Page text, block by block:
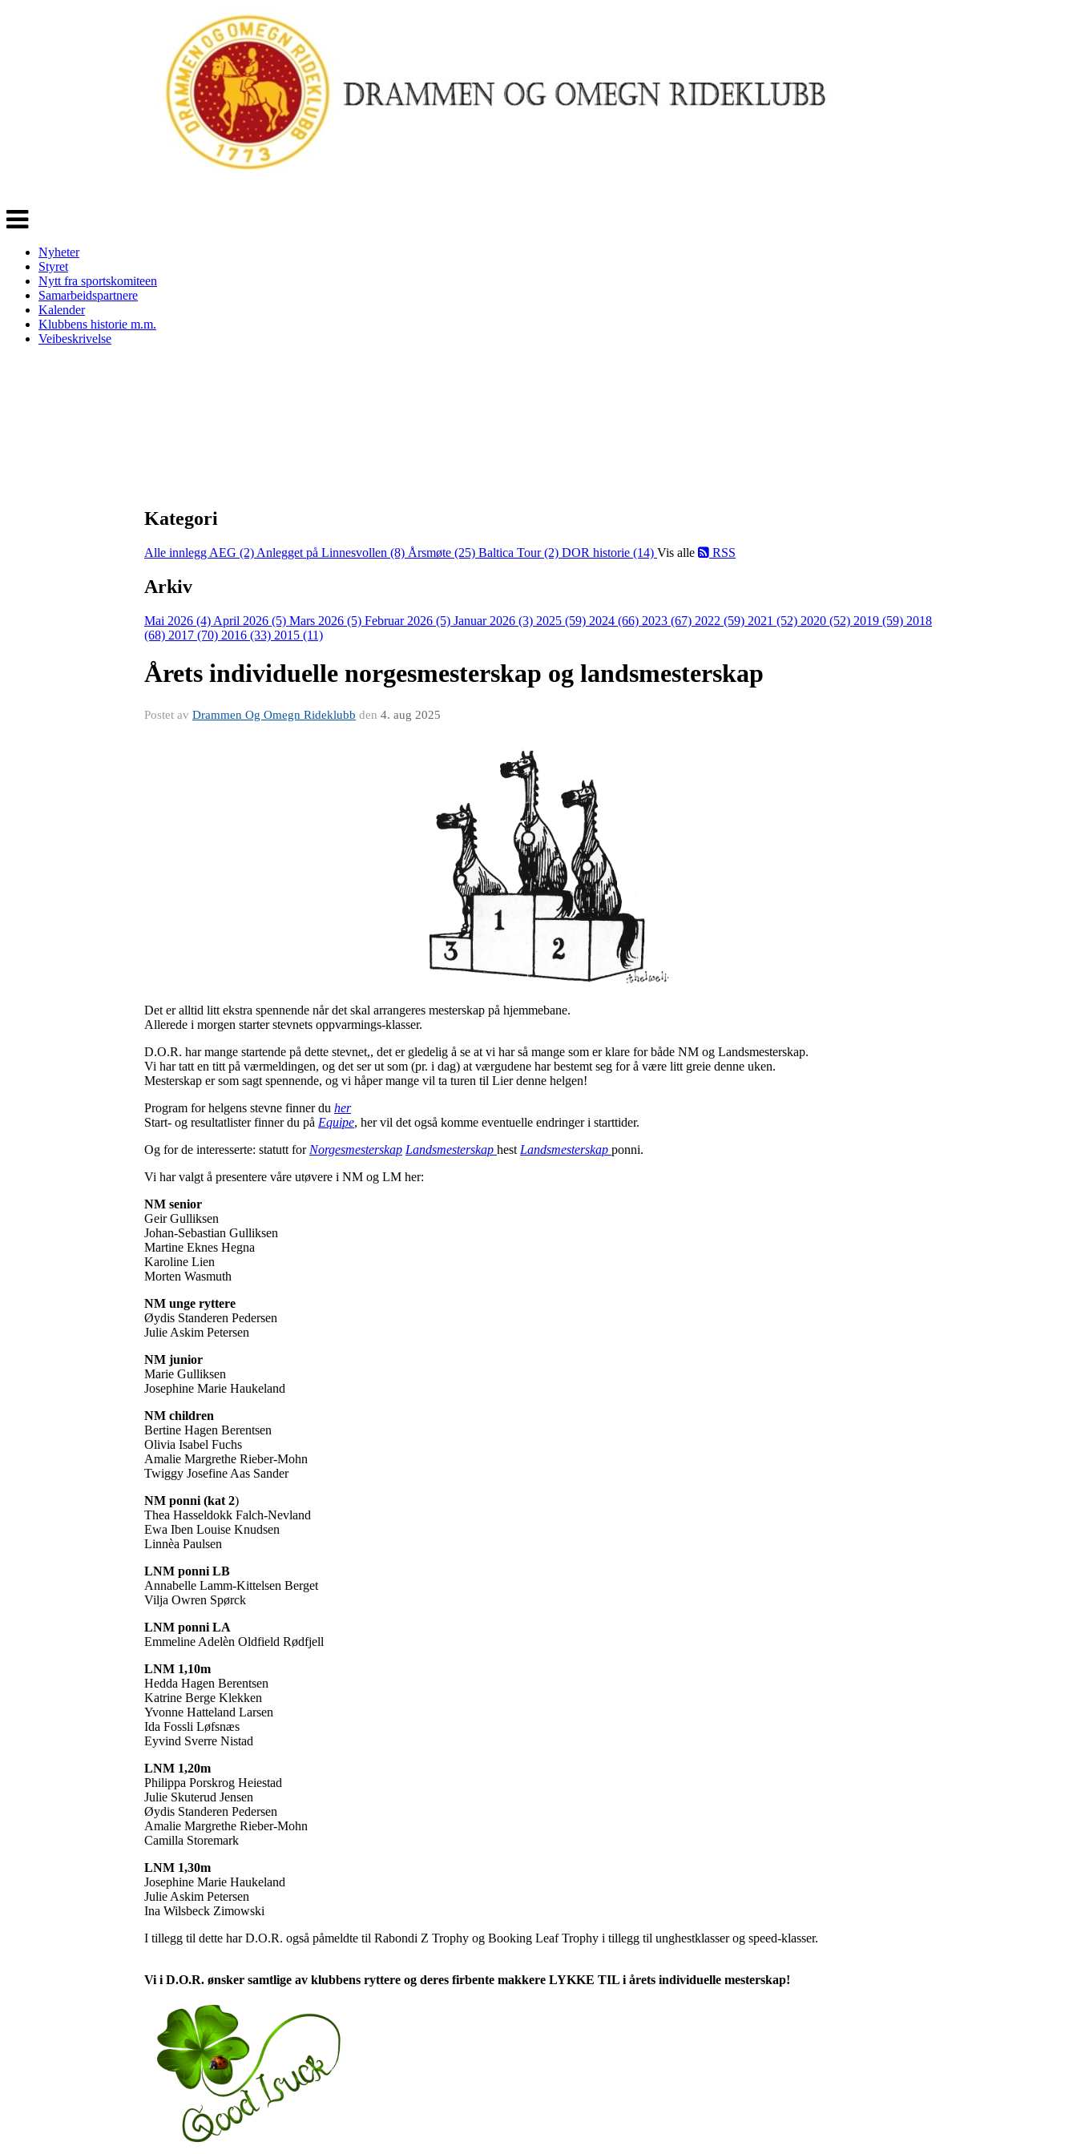
Veksle
navigasjon
Nyheter
Styret
Nytt fra sportskomiteen
Samarbeidspartnere
Kalender
Klubbens historie m.m.
Veibeskrivelse
Kategori
Alle innlegg AEG (2) Anlegget på Linnesvollen (8) Årsmøte (25) Baltica Tour (2) DOR historie (14) Vis alle RSS
Arkiv
Mai 2026 (4) April 2026 (5) Mars 2026 (5) Februar 2026 (5) Januar 2026 (3) 2025 (59) 2024 (66) 2023 (67) 2022 (59) 2021 (52) 2020 (52) 2019 (59) 2018
(68) 2017 (70) 2016 (33) 2015 (11)
Årets individuelle norgesmesterskap og landsmesterskap
Postet av Drammen Og Omegn Rideklubb den 4. aug 2025
Det er alltid litt ekstra spennende når det skal arrangeres mesterskap på hjemmebane.
Allerede i morgen starter stevnets oppvarmings-klasser.
D.O.R. har mange startende på dette stevnet,, det er gledelig å se at vi har så mange som er klare for både NM og Landsmesterskap.
Vi har tatt en titt på værmeldingen, og det ser ut som (pr. i dag) at værgudene har bestemt seg for å være litt greie denne uken.
Mesterskap er som sagt spennende, og vi håper mange vil ta turen til Lier denne helgen!
Program for helgens stevne finner du her
Start- og resultatlister finner du på Equipe, her vil det også komme eventuelle endringer i starttider.
Og for de interesserte: statutt for Norgesmesterskap Landsmesterskap hest Landsmesterskap ponni.
Vi har valgt å presentere våre utøvere i NM og LM her:
NM senior
Geir Gulliksen
Johan-Sebastian Gulliksen
Martine Eknes Hegna
Karoline Lien
Morten Wasmuth
NM unge ryttere
Øydis Standeren Pedersen
Julie Askim Petersen
NM junior
Marie Gulliksen
Josephine Marie Haukeland
NM children
Bertine Hagen Berentsen
Olivia Isabel Fuchs
Amalie Margrethe Rieber-Mohn
Twiggy Josefine Aas Sander
NM ponni (kat 2)
Thea Hasseldokk Falch-Nevland
Ewa Iben Louise Knudsen
Linnèa Paulsen
LNM ponni LB
Annabelle Lamm-Kittelsen Berget
Vilja Owren Spørck
LNM ponni LA
Emmeline Adelèn Oldfield Rødfjell
LNM 1,10m
Hedda Hagen Berentsen
Katrine Berge Klekken
Yvonne Hatteland Larsen
Ida Fossli Løfsnæs
Eyvind Sverre Nistad
LNM 1,20m
Philippa Porskrog Heiestad
Julie Skuterud Jensen
Øydis Standeren Pedersen
Amalie Margrethe Rieber-Mohn
Camilla Storemark
LNM 1,30m
Josephine Marie Haukeland
Julie Askim Petersen
Ina Wilsbeck Zimowski
I tillegg til dette har D.O.R. også påmeldte til Rabondi Z Trophy og Booking Leaf Trophy i tillegg til unghestklasser og speed-klasser.
Vi i D.O.R. ønsker samtlige av klubbens ryttere og deres firbente makkere LYKKE TIL i årets individuelle mesterskap!